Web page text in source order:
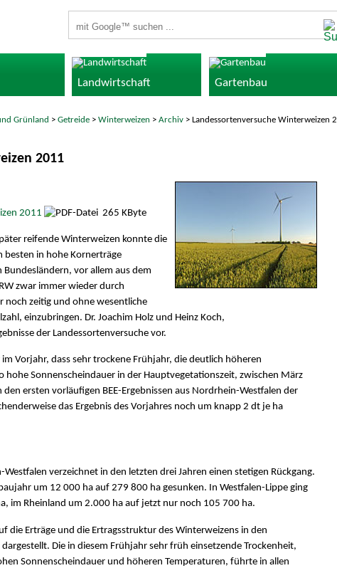
Landwirtschaft Gartenbau
Grünland >Getreide >Winterweizen >Archiv > Landessortenversuche Winterweizen
2011
2011 265 KByte
reifende Winterweizen konnte die
besten in hohe Kornerträge
vor allem aus dem
zwar immer wieder durch
noch zeitig und ohne wesentliche
einzubringen. Dr. Joachim Holz und Heinz Koch,
der Landessortenversuche vor.
Vorjahr, dass sehr trockene Frühjahr, die deutlich höheren
Sonnenscheindauer in der Hauptvegetationszeit, zwischen März
ersten vorläufigen BEE-Ergebnissen aus Nordrhein-Westfalen der
das Ergebnis des Vorjahres noch um knapp 2 dt je ha
verzeichnet in den letzten drei Jahren einen stetigen Rückgang.
um 12 000 ha auf 279 800 ha gesunken. In Westfalen-Lippe ging
im Rheinland um 2.000 ha auf jetzt nur noch 105 700 ha.
die Erträge und die Ertragsstruktur des Winterweizens in den
Die in diesem Frühjahr sehr früh einsetzende Trockenheit,
Sonnenscheindauer und höheren Temperaturen, führte in allen